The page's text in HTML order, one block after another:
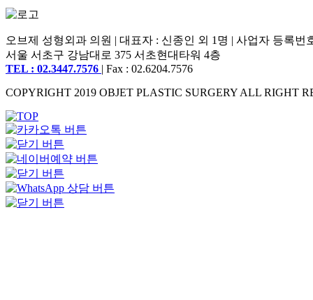
오브제 성형외과 의원 | 대표자 : 신종인 외 1명 | 사업자 등록번
서울 서초구 강남대로 375 서초현대타워 4층
TEL : 02.3447.7576 | Fax : 02.6204.7576
COPYRIGHT 2019 OBJET PLASTIC SURGERY ALL RIGHT